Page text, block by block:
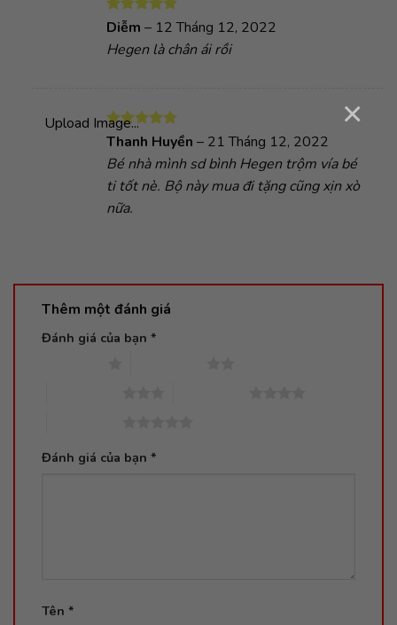
Upload Image... ×
Được xếp
sao
Diễm – 12 Tháng 12, 2022
Hegen là chân ái rồi
Được xếp
sao
Thanh Huyền – 21 Tháng 12, 2022
Bé nhà mình sd bình Hegen trộm vía bé
ti tốt nè. Bộ này mua đi tặng cũng xịn xò
nữa.
Thêm một đánh giá
Đánh giá của bạn *
Đánh giá của bạn *
Tên *